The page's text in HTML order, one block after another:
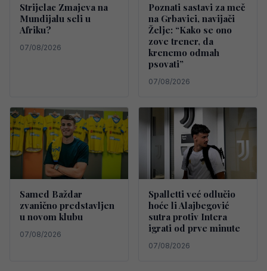
Strijelac Zmajeva na
Mundijalu seli u
Afriku?
07/08/2026
Poznati sastavi za meč
na Grbavici, navijači
Želje: “Kako se ono
zove trener, da
krenemo odmah
psovati”
07/08/2026
Samed Baždar
zvanično predstavljen
u novom klubu
07/08/2026
Spalletti već odlučio
hoće li Alajbegović
sutra protiv Intera
igrati od prve minute
07/08/2026